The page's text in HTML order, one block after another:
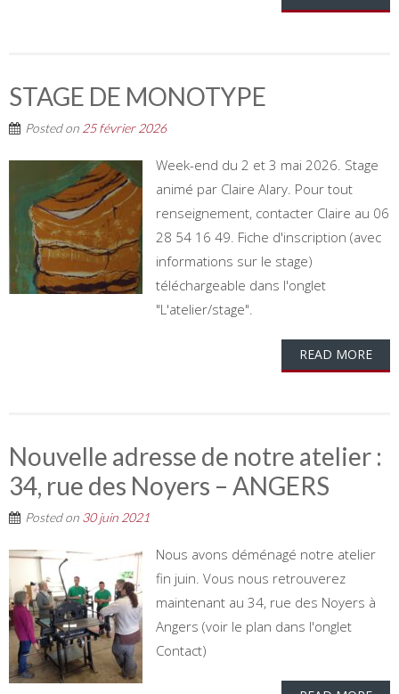
STAGE DE MONOTYPE
Posted on 25 février 2026
Week-end du 2 et 3 mai 2026. Stage
animé par Claire Alary. Pour tout
renseignement, contacter Claire au 06
28 54 16 49. Fiche d'inscription (avec
informations sur le stage)
téléchargeable dans l'onglet
"L'atelier/stage".
READ MORE
Nouvelle adresse de notre atelier :
34, rue des Noyers – ANGERS
Posted on 30 juin 2021
Nous avons déménagé notre atelier
fin juin. Vous nous retrouverez
maintenant au 34, rue des Noyers à
Angers (voir le plan dans l'onglet
Contact)